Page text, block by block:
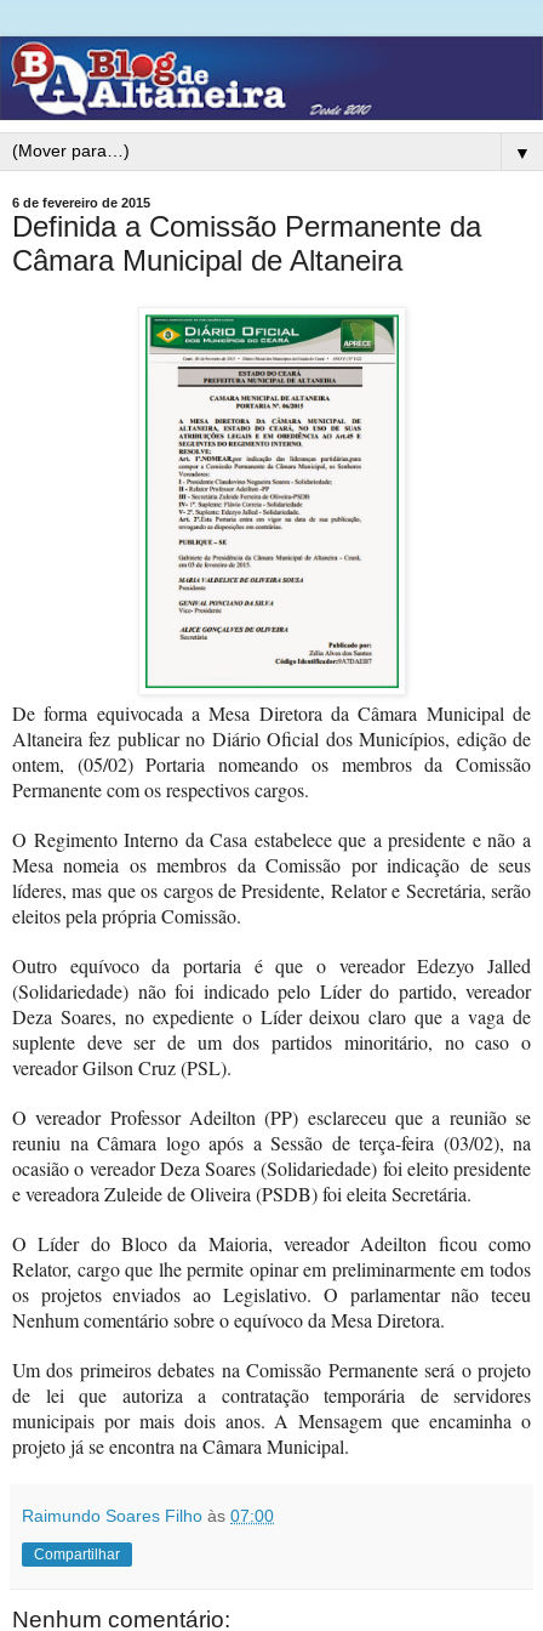
▼
6 de fevereiro de 2015
Definida a Comissão Permanente da
Câmara Municipal de Altaneira
De forma equivocada a Mesa Diretora da Câmara Municipal de
Altaneira fez publicar no Diário Oficial dos Municípios, edição de
ontem, (05/02) Portaria nomeando os membros da Comissão
Permanente com os respectivos cargos.
O Regimento Interno da Casa estabelece que a presidente e não a
Mesa nomeia os membros da Comissão por indicação de seus
líderes, mas que os cargos de Presidente, Relator e Secretária, serão
eleitos pela própria Comissão.
Outro equívoco da portaria é que o vereador Edezyo Jalled
(Solidariedade) não foi indicado pelo Líder do partido, vereador
Deza Soares, no expediente o Líder deixou claro que a vaga de
suplente deve ser de um dos partidos minoritário, no caso o
vereador Gilson Cruz (PSL).
O vereador Professor Adeilton (PP) esclareceu que a reunião se
reuniu na Câmara logo após a Sessão de terça-feira (03/02), na
ocasião o vereador Deza Soares (Solidariedade) foi eleito presidente
e vereadora Zuleide de Oliveira (PSDB) foi eleita Secretária.
O Líder do Bloco da Maioria, vereador Adeilton ficou como
Relator, cargo que lhe permite opinar em preliminarmente em todos
os projetos enviados ao Legislativo.O parlamentar não teceu
Nenhum comentário sobre o equívoco da Mesa Diretora.
Um dos primeiros debates na Comissão Permanente será o projeto
de lei que autoriza a contratação temporária de servidores
municipais por mais dois anos. A Mensagem que encaminha o
projeto já se encontra na Câmara Municipal.
Raimundo Soares Filho às 07:00
Compartilhar
Nenhum comentário: